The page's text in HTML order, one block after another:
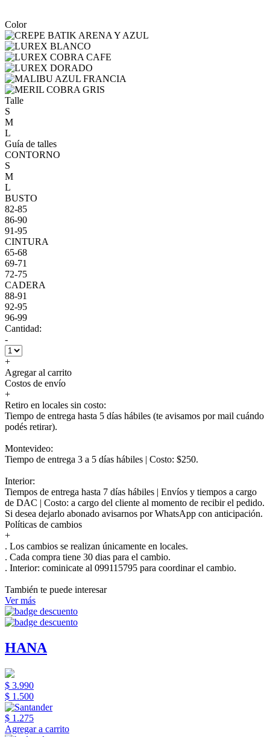
Color
Talle
S
M
L
Guía de talles
CONTORNO
S
M
L
BUSTO
82-85
86-90
91-95
CINTURA
65-68
69-71
72-75
CADERA
88-91
92-95
96-99
Cantidad:
-
+
Agregar al carrito
Costos de envío
+
Retiro en locales sin costo:
Tiempo de entrega hasta 5 días hábiles (te avisamos por mail cuándo
podés retirar).
Montevideo:
Tiempo de entrega 3 a 5 días hábiles | Costo: $250.
Interior:
Tiempos de entrega hasta 7 días hábiles | Envíos y tiempos a cargo
de DAC | Costo: a cargo del cliente al momento de recibir el pedido.
Si desea dejarlo abonado avisarnos por WhatsApp con anticipación.
Políticas de cambios
+
. Los cambios se realizan únicamente en locales.
. Cada compra tiene 30 dias para el cambio.
. Interior: cominicate al 099115795 para coordinar el cambio.
También te puede interesar
Ver más
HANA
$ 3.990
$ 1.500
$ 1.275
Agregar a carrito